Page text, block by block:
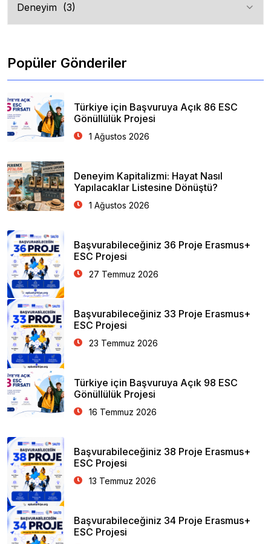
Kategoriler
Popüler Gönderiler
Türkiye için Başvuruya Açık 86 ESC
Gönüllülük Projesi
1 Ağustos 2026
Deneyim Kapitalizmi: Hayat Nasıl
Yapılacaklar Listesine Dönüştü?
1 Ağustos 2026
Başvurabileceğiniz 36 Proje Erasmus+
ESC Projesi
27 Temmuz 2026
Başvurabileceğiniz 33 Proje Erasmus+
ESC Projesi
23 Temmuz 2026
Türkiye için Başvuruya Açık 98 ESC
Gönüllülük Projesi
16 Temmuz 2026
Başvurabileceğiniz 38 Proje Erasmus+
ESC Projesi
13 Temmuz 2026
Başvurabileceğiniz 34 Proje Erasmus+
ESC Projesi